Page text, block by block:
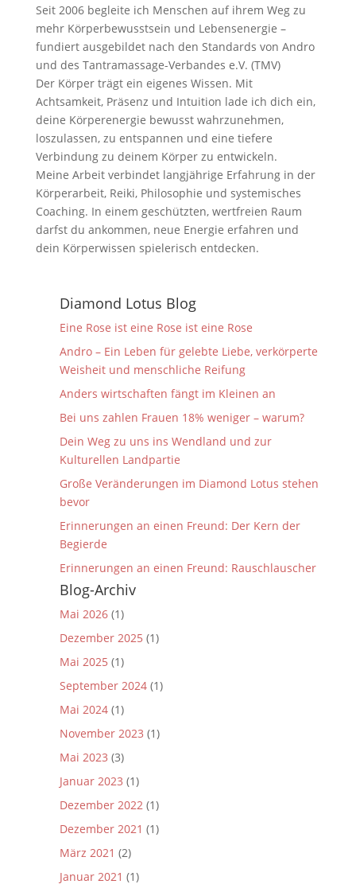
Seit 2006 begleite ich Menschen auf ihrem Weg zu
mehr Körperbewusstsein und Lebensenergie –
fundiert ausgebildet nach den Standards von Andro
und des Tantramassage-Verbandes e.V. (TMV)
Der Körper trägt ein eigenes Wissen. Mit
Achtsamkeit, Präsenz und Intuition lade ich dich ein,
deine Körperenergie bewusst wahrzunehmen,
loszulassen, zu entspannen und eine tiefere
Verbindung zu deinem Körper zu entwickeln.
Meine Arbeit verbindet langjährige Erfahrung in der
Körperarbeit, Reiki, Philosophie und systemisches
Coaching. In einem geschützten, wertfreien Raum
darfst du ankommen, neue Energie erfahren und
dein Körperwissen spielerisch entdecken.
Diamond Lotus Blog
Eine Rose ist eine Rose ist eine Rose
Andro – Ein Leben für gelebte Liebe, verkörperte
Weisheit und menschliche Reifung
Anders wirtschaften fängt im Kleinen an
Bei uns zahlen Frauen 18% weniger – warum?
Dein Weg zu uns ins Wendland und zur
Kulturellen Landpartie
Große Veränderungen im Diamond Lotus stehen
bevor
Erinnerungen an einen Freund: Der Kern der
Begierde
Erinnerungen an einen Freund: Rauschlauscher
Blog-Archiv
Mai 2026(1)
Dezember 2025 (1)
Mai 2025 (1)
September 2024(1)
Mai 2024(1)
November 2023 (1)
Mai 2023 (3)
Januar 2023 (1)
Dezember 2022(1)
Dezember 2021 (1)
März 2021 (2)
Januar 2021 (1)